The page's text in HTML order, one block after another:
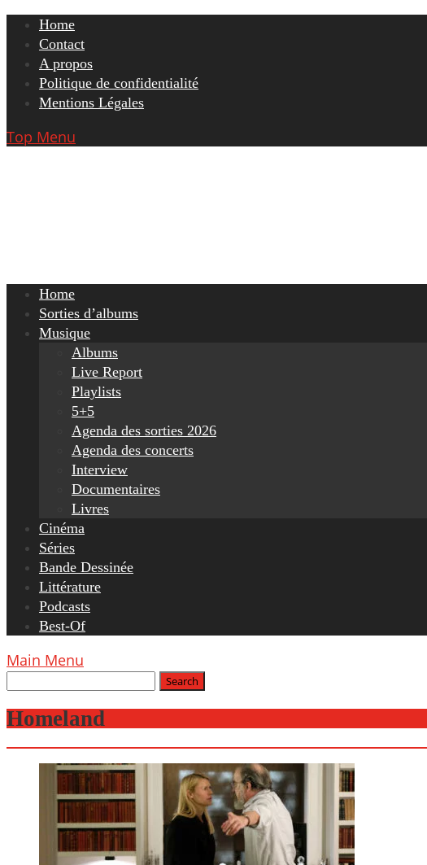
Skip
content
Home
Contact
A propos
Politique de confidentialité
Mentions Légales
Top Menu
Home
Sorties d’albums
Musique
Albums
Live Report
Playlists
5+5
Agenda des sorties 2026
Agenda des concerts
Interview
Documentaires
Livres
Cinéma
Séries
Bande Dessinée
Littérature
Podcasts
Best-Of
Main Menu
Homeland